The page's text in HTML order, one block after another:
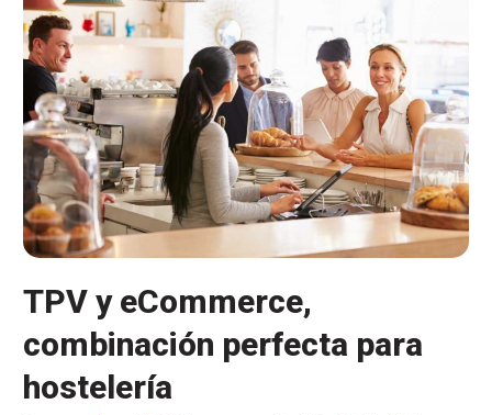
TPV y eCommerce,
combinación perfecta para
hostelería